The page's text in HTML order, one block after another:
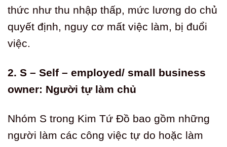
thức như thu nhập thấp, mức lương do chủ
quyết định, nguy cơ mất việc làm, bị đuổi
việc.
2. S – Self – employed/ small business
owner: Người tự làm chủ
Nhóm S trong Kim Tứ Đồ bao gồm những
người làm các công việc tự do hoặc làm